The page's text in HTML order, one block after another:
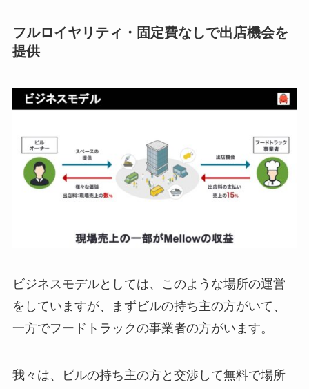
フルロイヤリティ・固定費なしで出店機会を
提供
ビジネスモデルとしては、このような場所の運営
をしていますが、まずビルの持ち主の方がいて、
一方でフードトラックの事業者の方がいます。
我々は、ビルの持ち主の方と交渉して無料で場所